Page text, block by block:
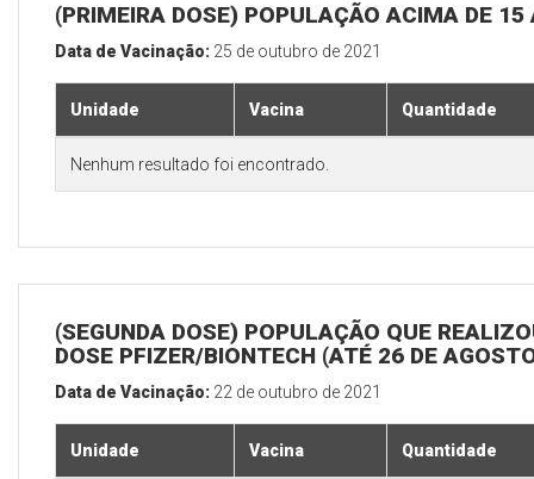
(PRIMEIRA DOSE) POPULAÇÃO ACIMA DE 15
Data de Vacinação: 25 de outubro de 2021
Unidade Vacina Quantidade
Nenhum resultado foi encontrado.
(SEGUNDA DOSE) POPULAÇÃO QUE
DOSE PFIZER/BIONTECH (ATÉ 26 DE
Data de Vacinação: 22 de outubro de 2021
Unidade Vacina Quantidade